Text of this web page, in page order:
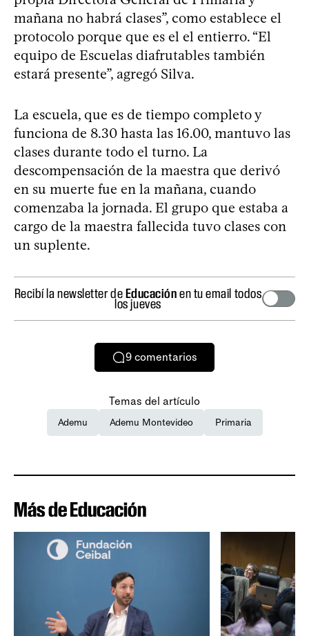
mañana no habrá clases”, como establece el
protocolo porque que es el el entierro. “El
equipo de Escuelas diafrutables también
estará presente”, agregó Silva.
La escuela, que es de tiempo completo y
funciona de 8.30 hasta las 16.00, mantuvo las
clases durante todo el turno. La
descompensación de la maestra que derivó
en su muerte fue en la mañana, cuando
comenzaba la jornada. El grupo que estaba a
cargo de la maestra fallecida tuvo clases con
un suplente.
Recibí la newsletter deEducaciónen tu email todos
los jueves
9 comentarios
Temas del artículo
Ademu Ademu Montevideo Primaria
Más de Educación